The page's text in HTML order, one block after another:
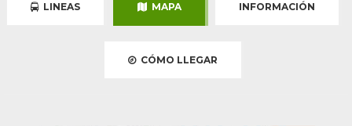
LINEAS MAPA INFORMACIÓN
CÓMO LLEGAR